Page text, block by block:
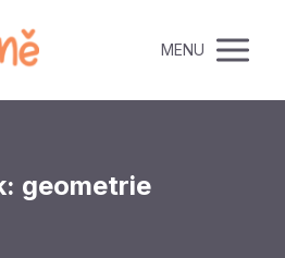
MENU
geometrie